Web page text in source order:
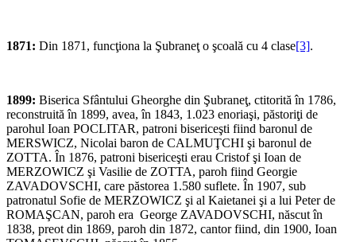
1871: Din 1871, funcţiona la Şubraneţ o şcoală cu 4 clase[3].
1899: Biserica Sfântului Gheorghe din Şubraneţ, ctitorită în 1786,
reconstruită în 1899, avea, în 1843, 1.023 enoriaşi, păstoriţi de
parohul Ioan POCLITAR, patroni bisericeşti fiind baronul de
MERSWICZ, Nicolai baron de CALMUŢCHI şi baronul de
ZOTTA. În 1876, patroni bisericeşti erau Cristof şi Ioan de
MERZOWICZ şi Vasilie de ZOTTA, paroh fiind Georgie
ZAVADOVSCHI, care păstorea 1.580 suflete. În 1907, sub
patronatul Sofie de MERZOWICZ şi al Kaietanei şi a lui Peter de
ROMAŞCAN, paroh era George ZAVADOVSCHI, născut în
1838, preot din 1869, paroh din 1872, cantor fiind, din 1900, Ioan